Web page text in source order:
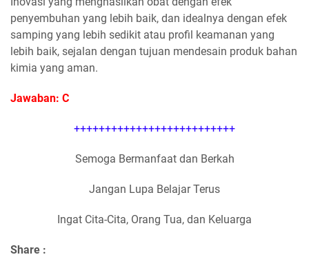
penyembuhan yang lebih baik, dan idealnya dengan efek
samping yang lebih sedikit atau profil keamanan yang
lebih baik, sejalan dengan tujuan mendesain produk bahan
kimia yang aman.
Jawaban: C
++++++++++++++++++++++++++
Semoga Bermanfaat dan Berkah
Jangan Lupa Belajar Terus
Ingat Cita-Cita, Orang Tua, dan Keluarga
Share :